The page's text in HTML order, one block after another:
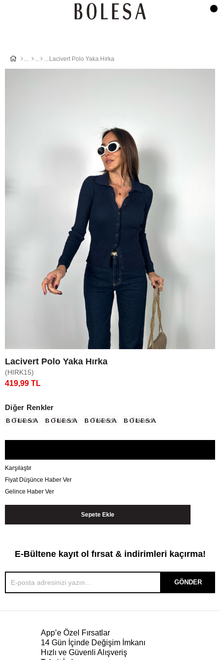
Lacivert Polo Yaka Hırka
Lacivert Polo Yaka Hırka
(HIRK15)
419,99 TL
Diğer Renkler
Tükendi Tükendi Tükendi Tükendi
Karşılaştır
Fiyat Düşünce Haber Ver
Gelince Haber Ver
E-Bültene kayıt ol fırsat & indirimleri kaçırma!
GÖNDER
App’e Özel Fırsatlar
14 Gün İçinde Değişim İmkanı
Hızlı ve Güvenli Alışveriş